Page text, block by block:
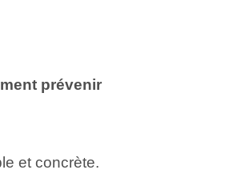
prévenir
et concrète.